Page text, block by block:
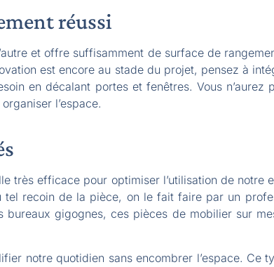
réussi
et offre suffisamment de surface de
est encore au stade du projet, pensez à
en décalant portes et fenêtres. Vous n’aurez
l’espace.
très efficace pour optimiser l’utilisation de notre
recoin de la pièce, on le fait faire par un
gigognes, ces pièces de mobilier sur
notre quotidien sans encombrer l’espace. Ce